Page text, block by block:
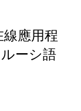
應用程
ーシ語